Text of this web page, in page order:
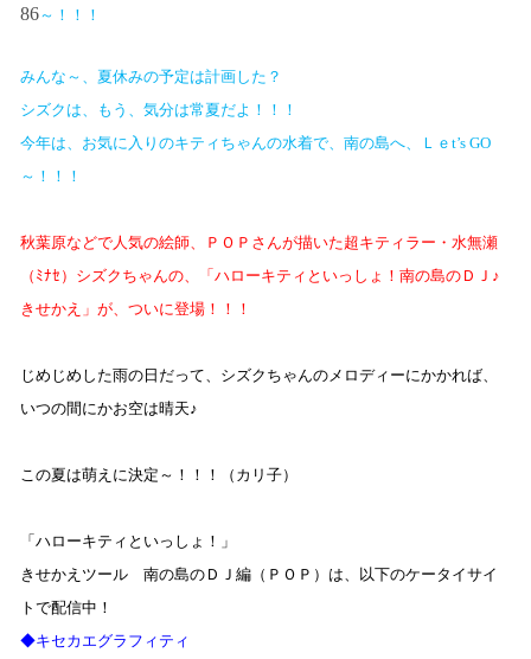
86～！！！
みんな～、夏休みの予定は計画した？
シズクは、もう、気分は常夏だよ！！！
今年は、お気に入りのキティちゃんの水着で、南の島へ、Ｌｅ t’s GO
～！！！
秋葉原などで人気の絵師、ＰＯＰさんが描いた超キティラー・水無瀬
（ﾐﾅｾ）シズクちゃんの、「ハローキティといっしょ！南の島のＤＪ♪
きせかえ」が、ついに登場！！！
じめじめした雨の日だって、シズクちゃんのメロディーにかかれば、
いつの間にかお空は晴天♪
この夏は萌えに決定～！！！（カリ子）
「ハローキティといっしょ！」
きせかえツール 南の島のＤＪ編（ＰＯＰ）は、以下のケータイサイ
トで配信中！
◆キセカエグラフィティ